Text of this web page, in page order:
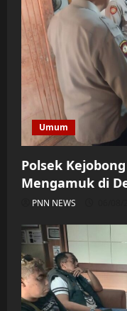
Umum
Polsek
Mengamuk di
PNN NEWS